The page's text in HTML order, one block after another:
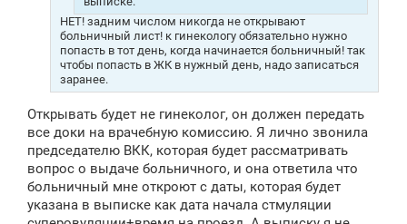
НЕТ! задним числом никогда не открывают
больничный лист! к гинекологу обязательно нужно
попасть в тот день, когда начинается больничный! так
чтобы попасть в ЖК в нужный день, надо записаться
заранее.
Открывать будет не гинеколог, он должен передать
все доки на врачебную комиссию. Я лично звонила
председателю ВКК, которая будет рассматривать
вопрос о выдаче больничного, и она ответила что
больничный мне откроют с даты, которая будет
указана в выписке как дата начала стмуляции